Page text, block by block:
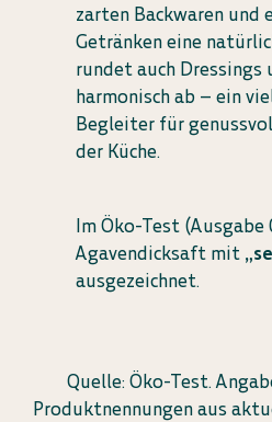
zarten Backwaren und
Getränken eine
rundet auch Dressings
harmonisch ab – ein
Begleiter für
der Küche.
Im Öko-Test
Agavendicksaft mit
ausgezeichnet.
Quelle: Öko-Test.
Produktnennungen aus